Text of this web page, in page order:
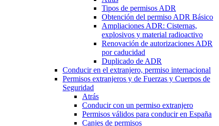
Tipos de permisos ADR
Obtención del permiso ADR Básico
Ampliaciones ADR: Cisternas,
explosivos y material radioactivo
Renovación de autorizaciones ADR
por caducidad
Duplicado de ADR
Conducir en el extranjero, permiso internacional
Permisos extranjeros y de Fuerzas y Cuerpos de
Seguridad
Atrás
Conducir con un permiso extranjero
Permisos válidos para conducir en España
Canjes de permisos